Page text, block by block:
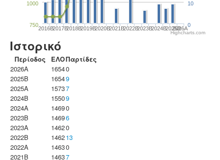
2016B2017B2018B2019B2020B2021B2022B2023B2024B2025B2026A
750
1000
0
10
Highcharts.com
Ιστορικό
Περίοδος ΕΛΟΠαρτίδες
2026A
16540
2025B
16549
2025A
15737
2024B
15509
2024A
14690
2023B
14696
2023Α
14620
2022B
146213
2022A
14630
2021B
14637